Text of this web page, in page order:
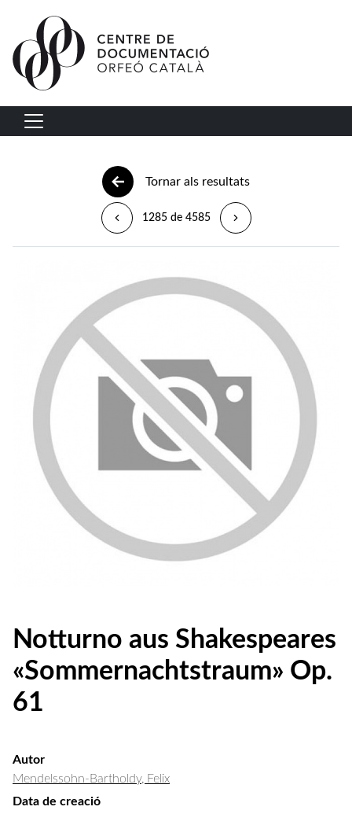
Vés al contingut
Navegació principal
Tornar als resultats
1285 de 4585
Notturno aus Shakespeares
«Sommernachtstraum» Op.
61
Autor
Mendelssohn-Bartholdy, Felix
Data de creació